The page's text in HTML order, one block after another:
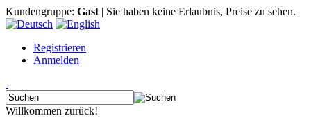
Kundengruppe: Gast | Sie haben keine Erlaubnis, Preise zu sehen.
Registrieren
Anmelden
Willkommen zurück!